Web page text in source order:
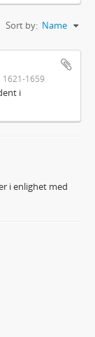
Sort by: Name
1621-1659
i
i enlighet med